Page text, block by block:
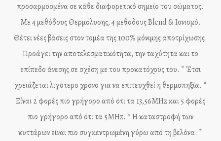
προσαρμοσμένα σε κάθε διαφορετικό σημείο του σώματος.
Με 4 μεθόδους Θερμόλυσης, 4 μεθόδους Blend & Ιονισμό.
Θέτει νέες βάσεις στον τομέα της 100% μόνιμης αποτρίχωσης.
Προάγει την αποτελεσματικότητα, την ταχύτητα και το
επίπεδο άνεσης σε σχέση με του προκατόχους του. * Έτσι
χρειάζεται λιγότερο χρόνο για να επιτευχθεί η θερμοπηξία. *
Είναι 2 φορές πιο γρήγορο από ότι τα 13,56MHz και 5 φορές
πιο γρήγορο από ότι τα 5MHz. * Η καταστροφή των
κυττάρων είναι πιο συγκεντρωμένη γύρω από τη βελόνα. *